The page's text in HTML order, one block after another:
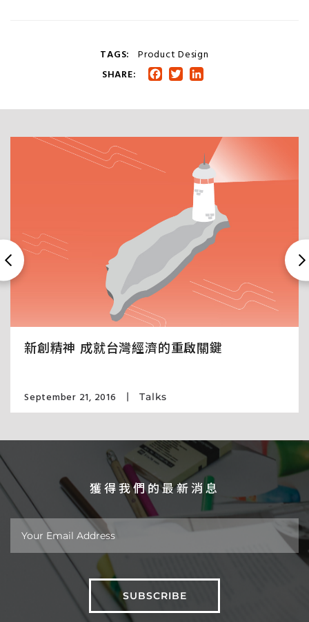
TAGS:
Product Design
SHARE:
Facebook
Twitter
新創精神 成就台灣經濟的重啟關鍵
September 21, 2016 Talks
獲得我們的最新消息